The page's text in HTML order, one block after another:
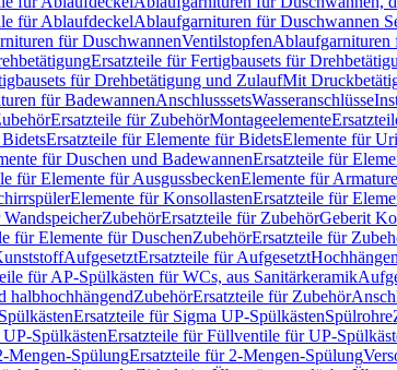
für AblaufdeckelAblaufgarnituren für Duschwannen
für DuschwannenVentilstopfenAblaufgarnituren
Ersatzteile für Fertigbausets für
für Drehbetätigung und ZulaufMit
für BadewannenAnschlusssetsWasseranschlüsse
Ersatzteile für ZubehörMontageelemente
Ersatzteile für Elemente für BidetsElemente für
für Duschen und BadewannenErsatzteile für
für Elemente für AusgussbeckenElemente für
Elemente für KonsollastenErsatzteile für
ZubehörErsatzteile für ZubehörGeberit
für Elemente für DuschenZubehörErsatzteile für
AufgesetztErsatzteile für Aufgesetzt
für AP-Spülkästen für WCs, aus Sanitärkeramik
halbhochhängendZubehörErsatzteile für Zubehör
Ersatzteile für Sigma UP-SpülkästenSpülrohre
SpülkästenErsatzteile für Füllventile für UP-
Mengen-SpülungErsatzteile für 2-Mengen-Spülung